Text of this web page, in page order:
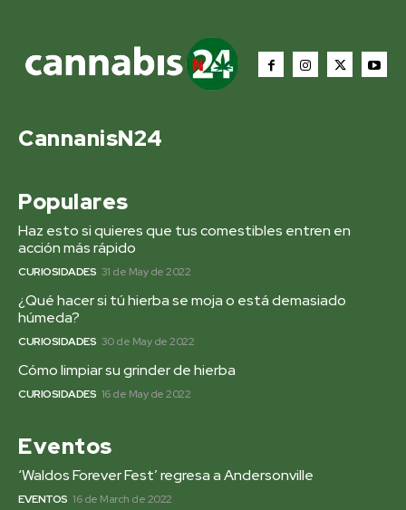
CannanisN24
Populares
Haz esto si quieres que tus comestibles entren en
acción más rápido
CURIOSIDADES 31 de May de 2022
¿Qué hacer si tú hierba se moja o está demasiado
húmeda?
CURIOSIDADES 30 de May de 2022
Cómo limpiar su grinder de hierba
CURIOSIDADES 16 de May de 2022
Eventos
‘Waldos Forever Fest’ regresa a Andersonville
EVENTOS 16 de March de 2022